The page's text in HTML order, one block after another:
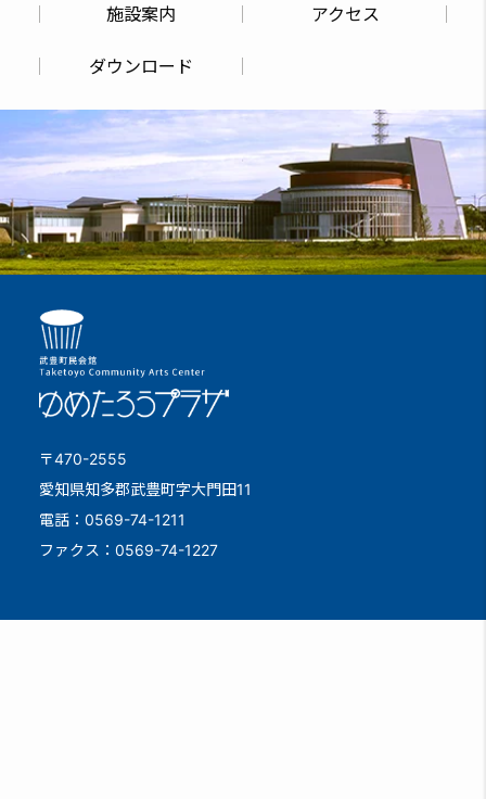
施設案内 アクセス
ダウンロード
〒470-2555
愛知県知多郡武豊町字大門田11
電話：0569-74-1211
ファクス：0569-74-1227